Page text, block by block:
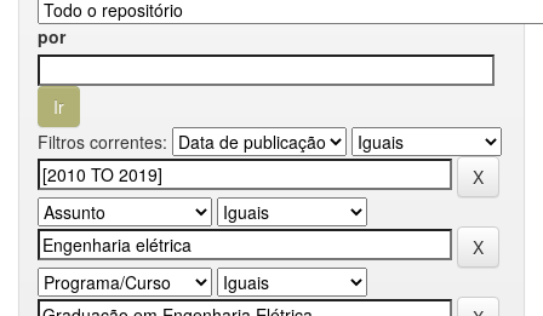
por
Filtros correntes: